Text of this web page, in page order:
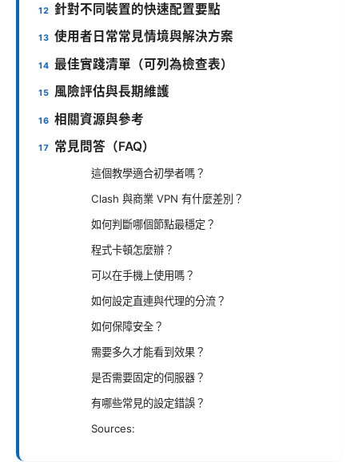
針對不同裝置的快速配置要點
使用者日常常見情境與解決方案
最佳實踐清單（可列為檢查表）
風險評估與長期維護
相關資源與參考
常見問答（FAQ）
這個教學適合初學者嗎？
Clash 與商業 VPN 有什麼差別？
如何判斷哪個節點最穩定？
程式卡頓怎麼辦？
可以在手機上使用嗎？
如何設定直連與代理的分流？
如何保障安全？
需要多久才能看到效果？
是否需要固定的伺服器？
有哪些常見的設定錯誤？
Sources: